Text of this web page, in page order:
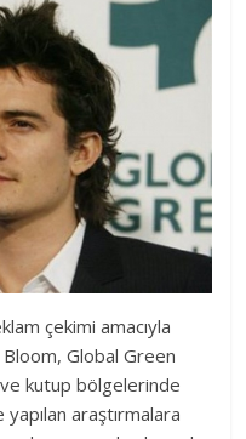
çekimi amacıyla
Global Green
kutup bölgelerinde
yapılan araştırmalara